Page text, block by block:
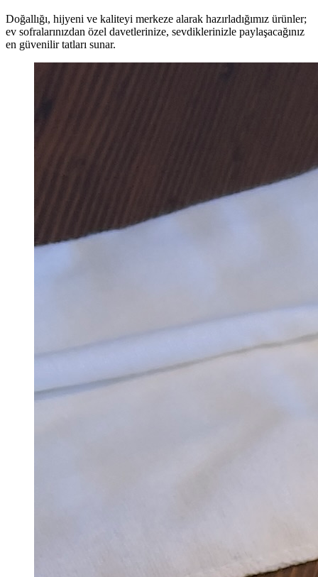
Doğallığı, hijyeni ve kaliteyi merkeze alarak hazırladığımız ürünler;
ev sofralarınızdan özel davetlerinize, sevdiklerinizle paylaşacağınız
en güvenilir tatları sunar.